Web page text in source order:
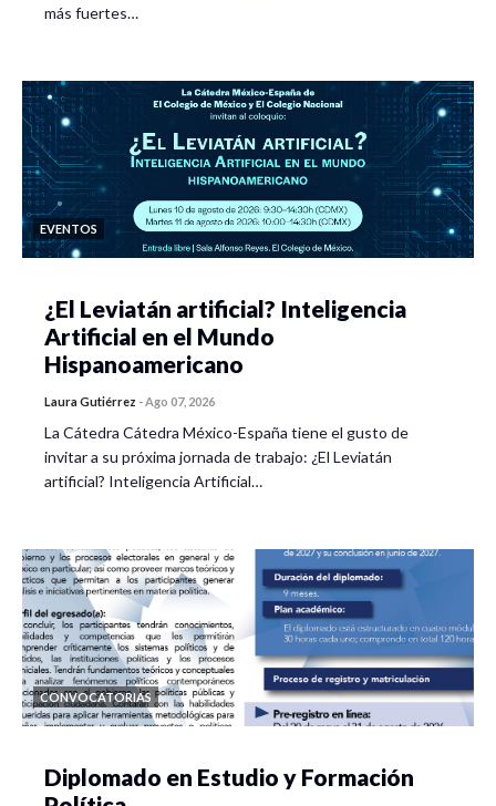
más fuertes…
EVENTOS
¿El Leviatán artificial? Inteligencia
Artificial en el Mundo
Hispanoamericano
Laura Gutiérrez -Ago 07, 2026
La Cátedra Cátedra México-España tiene el gusto de
invitar a su próxima jornada de trabajo: ¿El Leviatán
artificial? Inteligencia Artificial…
CONVOCATORIAS
Diplomado en Estudio y Formación